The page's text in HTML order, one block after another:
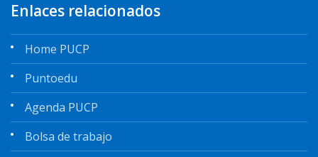
Enlaces relacionados
Home PUCP
Puntoedu
Agenda PUCP
Bolsa de trabajo